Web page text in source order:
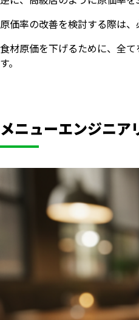
原価率の改善を検討する際は
食材原価を下げるために、全
す。
メニューエンジニア